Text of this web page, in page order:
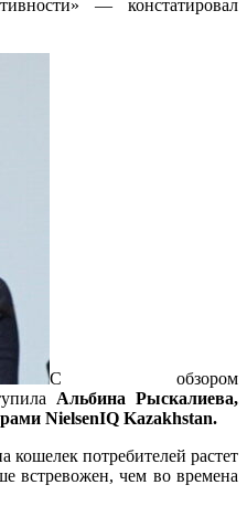
— констатировал
С обзором
Альбина Рыскалиева,
NielsenIQ Kazakhstan.
кошелек потребителей растет
встревожен, чем во времена